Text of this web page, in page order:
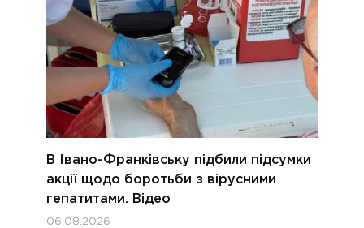
В Івано-Франківську підбили підсумки
акції щодо боротьби з вірусними
гепатитами. Відео
06.08.2026